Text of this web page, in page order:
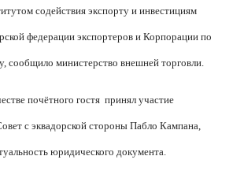
содействия экспорту и инвестициям
федерации экспортеров и Корпорации по
сообщило министерство внешней торговли.
почётного гостя принял участие
с эквадорской стороны Пабло Кампана,
юридического документа.